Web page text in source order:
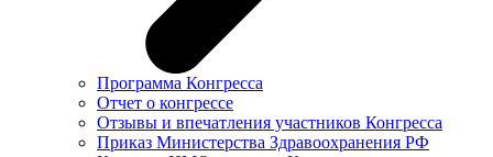
Программа Конгресса
Отчет о конгрессе
Отзывы и впечатления участников Конгресса
Приказ Министерства Здравоохранения РФ